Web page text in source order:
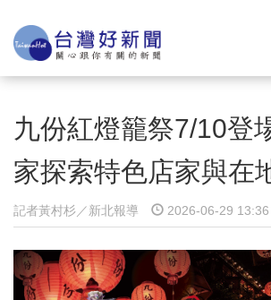
九份紅燈籠祭7/10
家探索特色店家與在
記者黃村杉／新北報導 2026-06-29 13:36